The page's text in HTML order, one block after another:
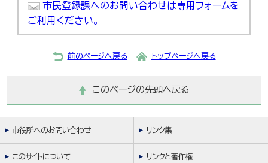
市民登録課へのお問い合わせは専用フォームを
ご利用ください。
前のページへ戻る トップページへ戻る
このページの先頭へ戻る
市役所へのお問い合わせ リンク集
このサイトについて リンクと著作権